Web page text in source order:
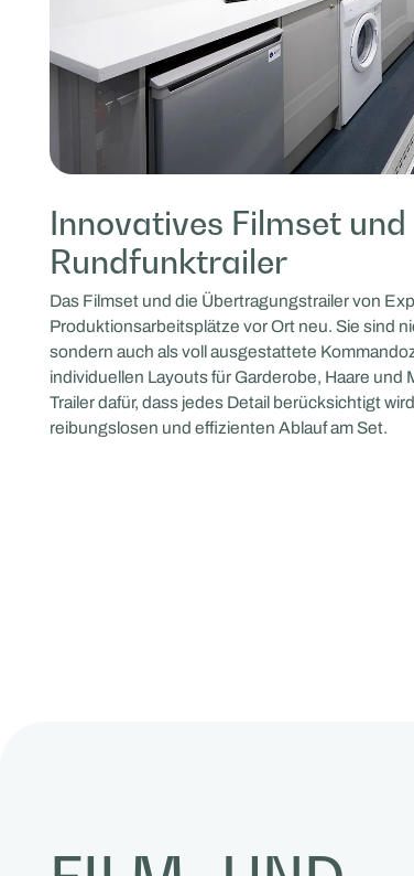
Innovatives Filmset und
Rundfunktrailer
Das Filmset und die Übertragungstrailer von
Produktionsarbeitsplätze vor Ort neu. Sie sind
sondern auch als voll ausgestattete
individuellen Layouts für Garderobe, Haare und
Trailer dafür, dass jedes Detail berücksichtigt
reibungslosen und effizienten Ablauf am Set.